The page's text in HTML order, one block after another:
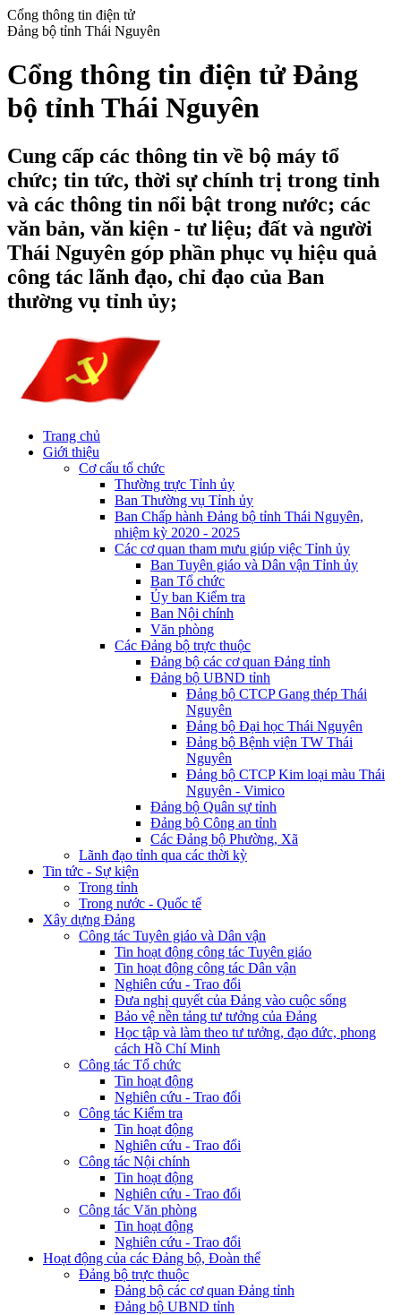
Cổng thông tin điện tử
Đảng bộ tỉnh Thái Nguyên
Cổng thông tin điện tử Đảng
bộ tỉnh Thái Nguyên
Cung cấp các thông tin về bộ máy tổ
chức; tin tức, thời sự chính trị trong tỉnh
và các thông tin nổi bật trong nước; các
văn bản, văn kiện - tư liệu; đất và người
Thái Nguyên góp phần phục vụ hiệu quả
công tác lãnh đạo, chỉ đạo của Ban
thường vụ tỉnh ủy;
Trang chủ
Giới thiệu
Cơ cấu tổ chức
Thường trực Tỉnh ủy
Ban Thường vụ Tỉnh ủy
Ban Chấp hành Đảng bộ tỉnh Thái Nguyên,
nhiệm kỳ 2020 - 2025
Các cơ quan tham mưu giúp việc Tỉnh ủy
Ban Tuyên giáo và Dân vận Tỉnh ủy
Ban Tổ chức
Ủy ban Kiểm tra
Ban Nội chính
Văn phòng
Các Đảng bộ trực thuộc
Đảng bộ các cơ quan Đảng tỉnh
Đảng bộ UBND tỉnh
Đảng bộ CTCP Gang thép Thái
Nguyên
Đảng bộ Đại học Thái Nguyên
Đảng bộ Bệnh viện TW Thái
Nguyên
Đảng bộ CTCP Kim loại màu Thái
Nguyên - Vimico
Đảng bộ Quân sự tỉnh
Đảng bộ Công an tỉnh
Các Đảng bộ Phường, Xã
Lãnh đạo tỉnh qua các thời kỳ
Tin tức - Sự kiện
Trong tỉnh
Trong nước - Quốc tế
Xây dựng Đảng
Công tác Tuyên giáo và Dân vận
Tin hoạt động công tác Tuyên giáo
Tin hoạt động công tác Dân vận
Nghiên cứu - Trao đổi
Đưa nghị quyết của Đảng vào cuộc sống
Bảo vệ nền tảng tư tưởng của Đảng
Học tập và làm theo tư tưởng, đạo đức, phong
cách Hồ Chí Minh
Công tác Tổ chức
Tin hoạt động
Nghiên cứu - Trao đổi
Công tác Kiểm tra
Tin hoạt động
Nghiên cứu - Trao đổi
Công tác Nội chính
Tin hoạt động
Nghiên cứu - Trao đổi
Công tác Văn phòng
Tin hoạt động
Nghiên cứu - Trao đổi
Hoạt động của các Đảng bộ, Đoàn thể
Đảng bộ trực thuộc
Đảng bộ các cơ quan Đảng tỉnh
Đảng bộ UBND tỉnh